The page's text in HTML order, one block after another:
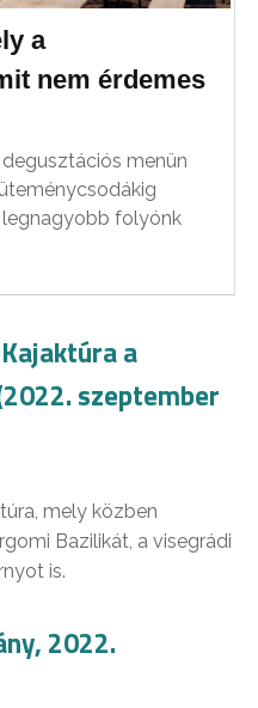
a
nem érdemes
menün
folyónk
a
szeptember
mely közben
Bazilikát, a visegrádi
is.
2022.